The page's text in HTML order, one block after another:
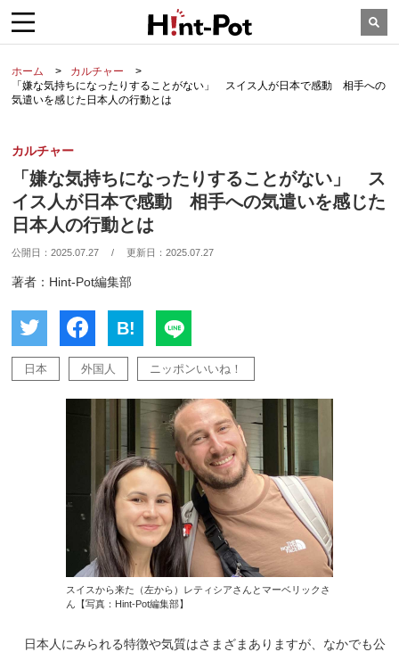
ホーム
カルチャー
「嫌な気持ちになったりすることがない」 スイス人が日本で感動 相手への
気遣いを感じた日本人の行動とは
カルチャー
「嫌な気持ちになったりすることがない」 ス
イス人が日本で感動 相手への気遣いを感じた
日本人の行動とは
公開日：2025.07.27 / 更新日：2025.07.27
著者：Hint-Pot編集部
B!
日本 外国人 ニッポンいいね！
スイスから来た（左から）レティシアさんとマーベリックさ
ん【写真：Hint-Pot編集部】
日本人にみられる特徴や気質はさまざまありますが、なかでも公